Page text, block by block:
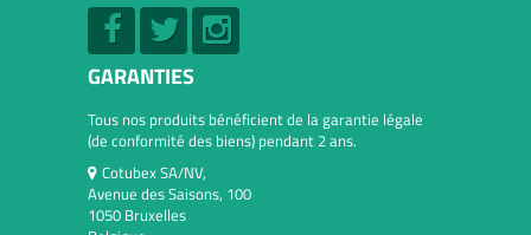
GARANTIES
Tous nos produits bénéficient de la garantie légale
(de conformité des biens) pendant 2 ans.
Cotubex SA/NV,
Avenue des Saisons, 100
1050 Bruxelles